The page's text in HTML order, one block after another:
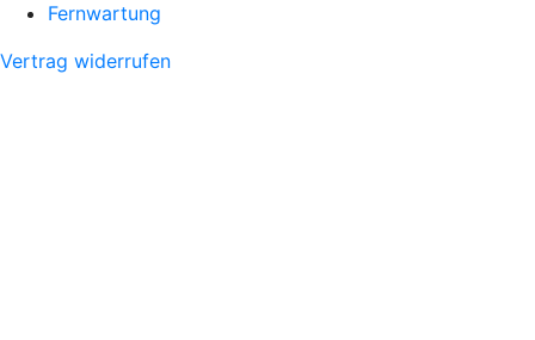
Fernwartung
Vertrag widerrufen